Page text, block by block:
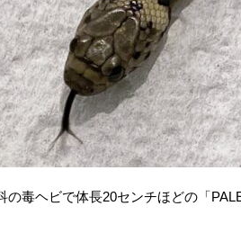
の毒ヘビで体長20センチほどの「